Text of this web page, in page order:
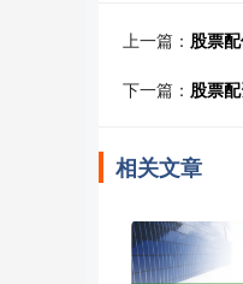
上一篇： 股票
下一篇： 股票
相关文章